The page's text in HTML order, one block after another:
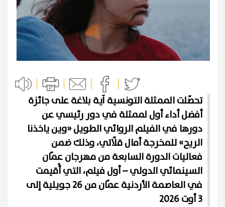
تحصّلت الممثلة التونسية آية بلاغة على جائزة
أفضل أداء أول لممثلة في دور رئيسي عن
دورها في الفيلم الروائي الطويل «وين ياخذنا
الريح» للمخرجة أمال قلّاتي، وذلك ضمن
فعاليات الدورة السابعة من مهرجان عمّان
السينمائي الدولي – أول فيلم، التي أُقيمت
في العاصمة الأردنية عمّان من 26 جويلية إلى
3 أوت 2026